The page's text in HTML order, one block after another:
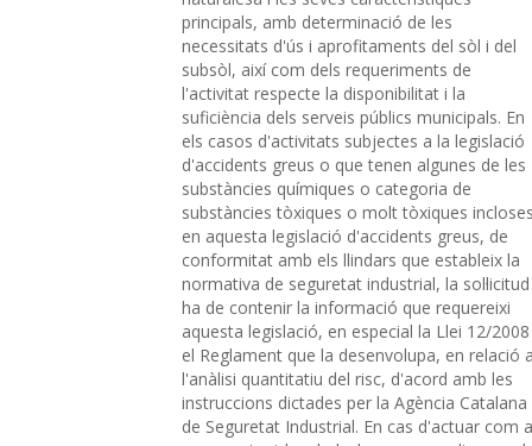
principals, amb determinació de les
necessitats d'ús i aprofitaments del sòl i del
subsòl, així com dels requeriments de
l'activitat respecte la disponibilitat i la
suficiència dels serveis públics municipals. En
els casos d'activitats subjectes a la legislació
d'accidents greus o que tenen algunes de les
substàncies químiques o categoria de
substàncies tòxiques o molt tòxiques
en aquesta legislació d'accidents greus, de
conformitat amb els llindars que estableix la
normativa de seguretat industrial, la sol·licitud
ha de contenir la informació que requereixi
aquesta legislació, en especial la Llei 12/
el Reglament que la desenvolupa, en relació
l'anàlisi quantitatiu del risc, d'acord amb les
instruccions dictades per la Agència Catalana
de Seguretat Industrial. En cas d'actuar com a